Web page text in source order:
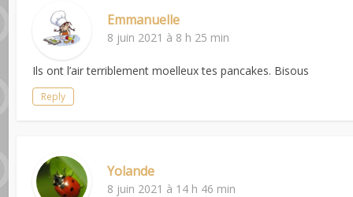
Emmanuelle
8 juin 2021 à 8 h 25 min
Ils ont l’air terriblement moelleux tes pancakes. Bisous
Reply
Yolande
8 juin 2021 à 14 h 46 min